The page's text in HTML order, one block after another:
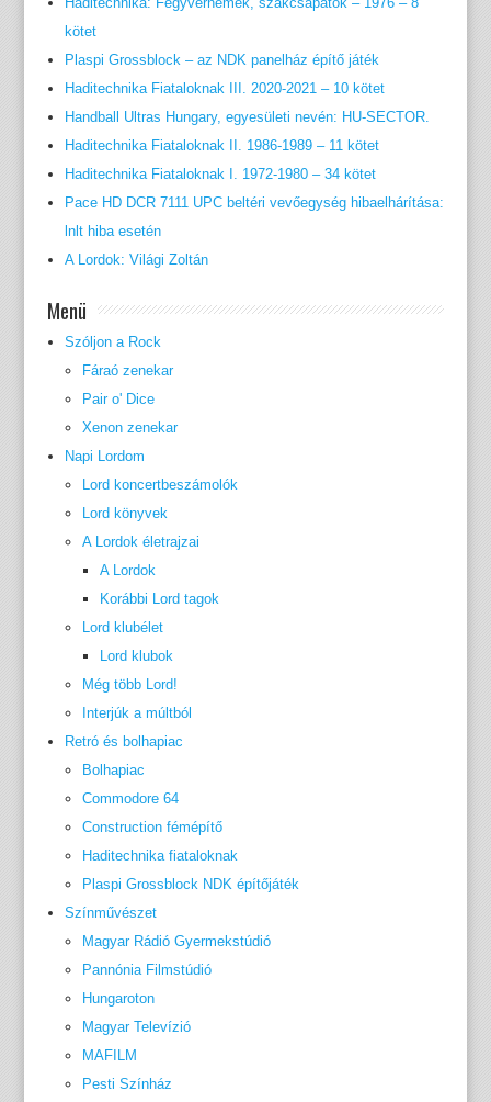
kötet
Plaspi Grossblock – az NDK panelház építő játék
Haditechnika Fiataloknak III. 2020-2021 – 10 kötet
Handball Ultras Hungary, egyesületi nevén: HU-SECTOR.
Haditechnika Fiataloknak II. 1986-1989 – 11 kötet
Haditechnika Fiataloknak I. 1972-1980 – 34 kötet
Pace HD DCR 7111 UPC beltéri vevőegység hibaelhárítása:
lnlt hiba esetén
A Lordok: Világi Zoltán
Menü
Szóljon a Rock
Fáraó zenekar
Pair o' Dice
Xenon zenekar
Napi Lordom
Lord koncertbeszámolók
Lord könyvek
A Lordok életrajzai
A Lordok
Korábbi Lord tagok
Lord klubélet
Lord klubok
Még több Lord!
Interjúk a múltból
Retró és bolhapiac
Bolhapiac
Commodore 64
Construction fémépítő
Haditechnika fiataloknak
Plaspi Grossblock NDK építőjáték
Színművészet
Magyar Rádió Gyermekstúdió
Pannónia Filmstúdió
Hungaroton
Magyar Televízió
MAFILM
Pesti Színház